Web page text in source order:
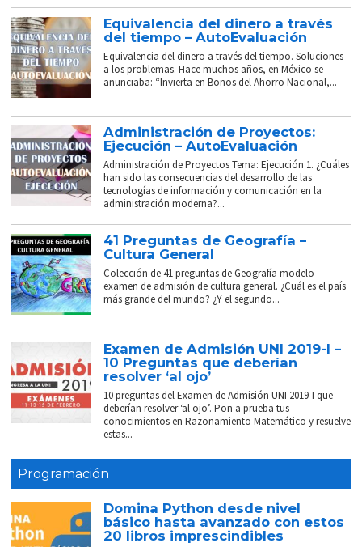
Equivalencia del dinero a través
del tiempo – AutoEvaluación
Equivalencia del dinero a través del tiempo. Soluciones
a los problemas. Hace muchos años, en México se
anunciaba: “Invierta en Bonos del Ahorro Nacional,...
Administración de Proyectos:
Ejecución – AutoEvaluación
Administración de Proyectos Tema: Ejecución 1. ¿Cuáles
han sido las consecuencias del desarrollo de las
tecnologías de información y comunicación en la
administración moderna?...
41 Preguntas de Geografía –
Cultura General
Colección de 41 preguntas de Geografía modelo
examen de admisión de cultura general. ¿Cuál es el país
más grande del mundo? ¿Y el segundo...
Examen de Admisión UNI 2019-I –
10 Preguntas que deberían
resolver ‘al ojo’
10 preguntas del Examen de Admisión UNI 2019-I que
deberían resolver ‘al ojo’. Pon a prueba tus
conocimientos en Razonamiento Matemático y resuelve
estas...
Programación
Domina Python desde nivel
básico hasta avanzado con estos
20 libros imprescindibles